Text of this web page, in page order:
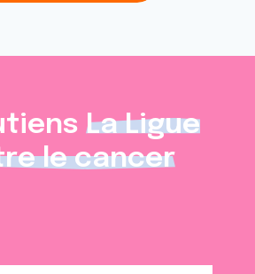
La Ligue
le cancer